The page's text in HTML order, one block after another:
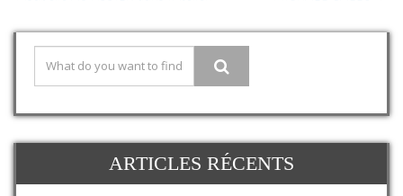
ARTICLES RÉCENTS